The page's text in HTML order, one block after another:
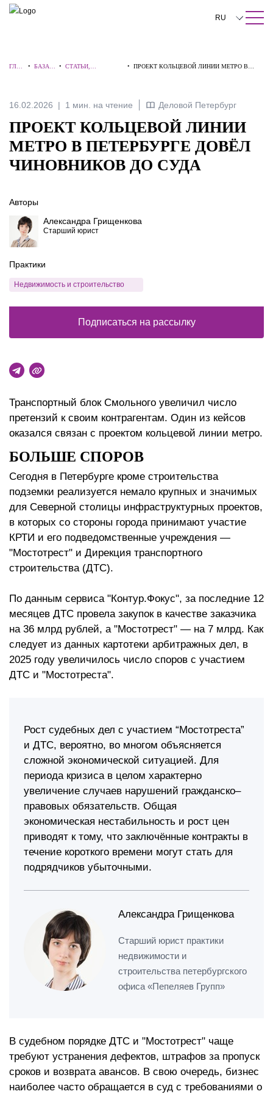
ПОИСК ПО САЙТУ Закрыть
RU
中文
Italiano
ГЛА
• БАЗА
•СТАТЬИ,
• ПРОЕКТ КОЛЬЦЕВОЙ ЛИНИИ МЕТРО В
16.02.2026 1 мин. на чтение Деловой Петербург
ПРОЕКТ КОЛЬЦЕВОЙ ЛИНИИ
МЕТРО В ПЕТЕРБУРГЕ ДОВЁЛ
ЧИНОВНИКОВ ДО СУДА
Транспортный блок Смольного увеличил число
претензий к своим контрагентам. Один из кейсов
оказался связан с проектом кольцевой линии метро.
БОЛЬШЕ СПОРОВ
Сегодня в Петербурге кроме строительства
подземки реализуется немало крупных и значимых
для Северной столицы инфраструктурных проектов,
в которых со стороны города принимают участие
КРТИ и его подведомственные учреждения —
"Мостотрест" и Дирекция транспортного
строительства (ДТС).
По данным сервиса "Контур.Фокус", за последние 12
месяцев ДТС провела закупок в качестве заказчика
на 36 млрд рублей, а "Мостотрест" — на 7 млрд. Как
следует из данных картотеки арбитражных дел, в
2025 году увеличилось число споров с участием
ДТС и "Мостотреста".
Рост судебных дел с участием “Мостотреста”
и ДТС, вероятно, во многом объясняется
сложной экономической ситуацией. Для
периода кризиса в целом характерно
увеличение случаев нарушений гражданско–
правовых обязательств. Общая
экономическая нестабильность и рост цен
приводят к тому, что заключённые контракты в
течение короткого времени могут стать для
подрядчиков убыточными.
Александра Грищенкова
Старший юрист практики
недвижимости и
строительства петербургского
офиса «Пепеляев Групп»
В судебном порядке ДТС и "Мостотрест" чаще
требуют устранения дефектов, штрафов за пропуск
сроков и возврата авансов. В свою очередь, бизнес
наиболее часто обращается в суд с требованиями о
Авторы
Александра Грищенкова
Старший юрист
Практики
Недвижимость и строительство
Подписаться на рассылку